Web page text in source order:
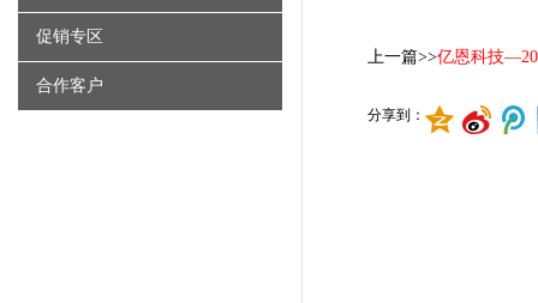
促销专区
合作客户
上一篇>>亿恩科技
分享到：